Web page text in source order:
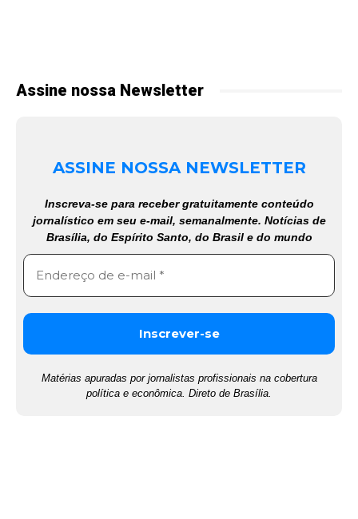
Assine nossa Newsletter
ASSINE NOSSA NEWSLETTER
Inscreva-se para receber gratuitamente conteúdo
jornalístico em seu e-mail, semanalmente. Notícias de
Brasília, do Espírito Santo, do Brasil e do mundo
Matérias apuradas por jornalistas profissionais na cobertura
política e econômica. Direto de Brasília.